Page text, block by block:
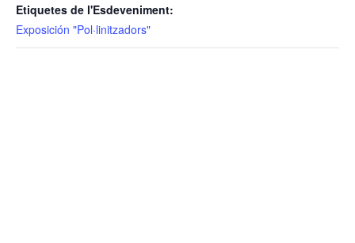
Etiquetes de l'Esdeveniment:
Exposición "Pol·linitzadors"